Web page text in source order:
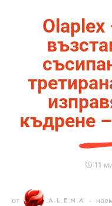
Olaplex
къдрене
11
от A.L.E.N.A